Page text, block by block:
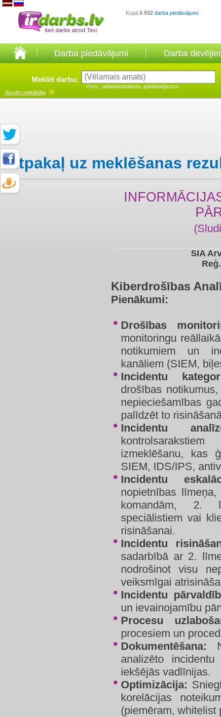
Kopā 6 932 darba piedāvājumi
Darba piedāvājumi Darba
Meklēt darbu:
Piem.: administrators, pārdevējsutml.
Aizvērt meklētāju
Atpakaļ uz meklēšanas
SIA
Kiberdrošības
Pienākumi:
Drošības
monitoringu
notikumiem un
kanāliem (SIEM,
Incidentu
drošības
nepieciešamības
palīdzēt to
Incidentu
izmeklēšanu, kas
SIEM, IDS/IPS,
Incidentu
nopietnības
komandām, 2.
speciālistiem vai
risināšanai.
Incidentu
sadarbībā ar 2.
nodrošinot visu
veiksmīgai
Incidentu
un ievainojamību
Procesu
procesiem un
Dokumentēšana:
analizēto
iekšējās vadlīnijas.
Optimizācija:
korelācijas
(piemēram, whitelist